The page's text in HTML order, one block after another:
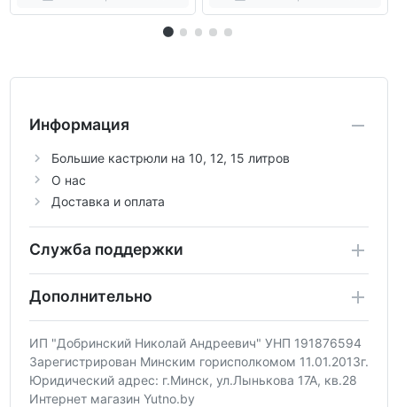
Информация
Большие кастрюли на 10, 12, 15 литров
О нас
Доставка и оплата
Служба поддержки
Дополнительно
ИП "Добринский Николай Андреевич" УНП 191876594
Зарегистрирован Минским горисполкомом 11.01.2013г.
Юридический адрес: г.Минск, ул.Лынькова 17А, кв.28
Интернет магазин Yutno.by